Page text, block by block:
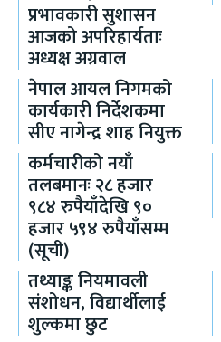
प्रभावकारी सुशासन
आजको अपरिहार्यताः
अध्यक्ष अग्रवाल
नेपाल आयल निगमको
कार्यकारी निर्देशकमा
सीए नागेन्द्र शाह नियुक्त
कर्मचारीको नयाँ
तलबमानः २८ हजार
९८४ रुपैयाँदेखि ९०
हजार ५९४ रुपैयाँसम्म
(सूची)
तथ्याङ्क नियमावली
संशोधन, विद्यार्थीलाई
शुल्कमा छुट